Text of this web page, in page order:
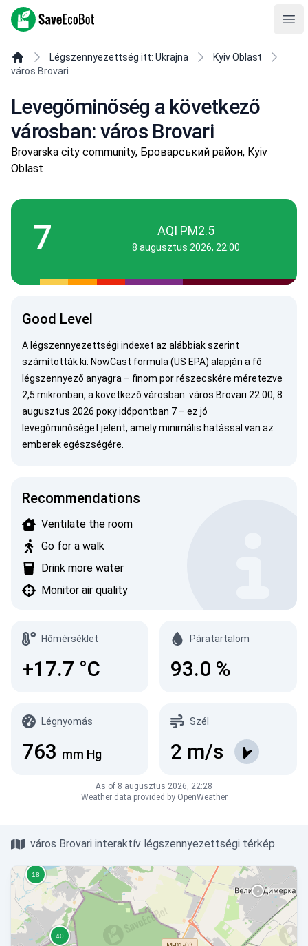
SaveEcoBot
Légszennyezettség itt: Ukrajna
Kyiv Oblast
város Brovari
Levegőminőség a következő
városban: város Brovari
Brovarska city community, Броварський район, Kyiv
Oblast
7 AQI PM2.5
8 augusztus 2026, 22:00
Good Level
A légszennyezettségi indexet az alábbiak szerint
számították ki: NowCast formula (US EPA) alapján a fő
légszennyező anyagra – finom porrészecskére méretezve
2,5 mikronban, a következő városban: város Brovari 22:00, 8
augusztus 2026 року időpontban 7 – ez jó
levegőminőséget jelent, amely minimális hatással van az
emberek egészségére.
Recommendations
Ventilate the room
Go for a walk
Drink more water
Monitor air quality
Hőmérséklet
+17.7 °C
Páratartalom
93.0 %
Légnyomás
763 mm Hg
Szél
2 m/s
As of 8 augusztus 2026, 22:28
Weather data provided by OpenWeather
város Brovari interaktív légszennyezettségi térkép